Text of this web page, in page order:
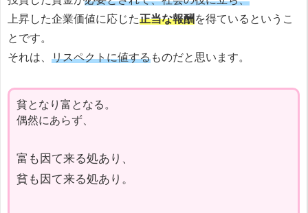
上昇した企業価値に応じた正当な報酬を得ているというこ
とです。
それは、 リスペクトに値するものだと思います。
貧となり富となる。
偶然にあらず、
富も因て来る処あり、
貧も因て来る処あり。